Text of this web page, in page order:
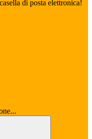
di posta elettronica!